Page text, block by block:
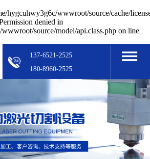
hygcuhwy3g6c/wwwroot/source/cache/
denied in
source/model/api.class.php on line
137-6521-2525
180-8960-2525